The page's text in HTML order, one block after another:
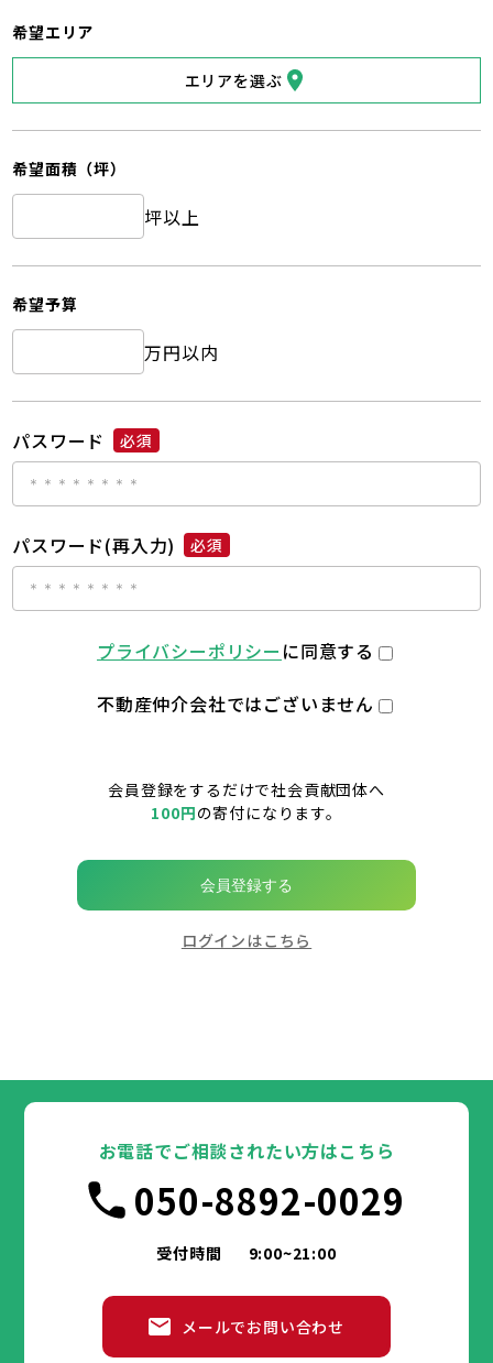
希望エリア
エリアを選ぶ
希望面積（坪）
坪以上
希望予算
万円以内
パスワード 必須
パスワード(再入力) 必須
プライバシーポリシー に同意する
不動産仲介会社ではございません
会員登録をするだけで社会貢献団体へ
100円の寄付になります。
会員登録する
ログインはこちら
お電話でご相談されたい方はこちら
050-8892-0029
受付時間 9:00~21:00
メールでお問い合わせ